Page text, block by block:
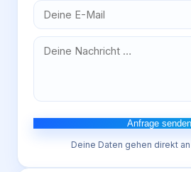
Anfrage senden
Deine Daten gehen direkt